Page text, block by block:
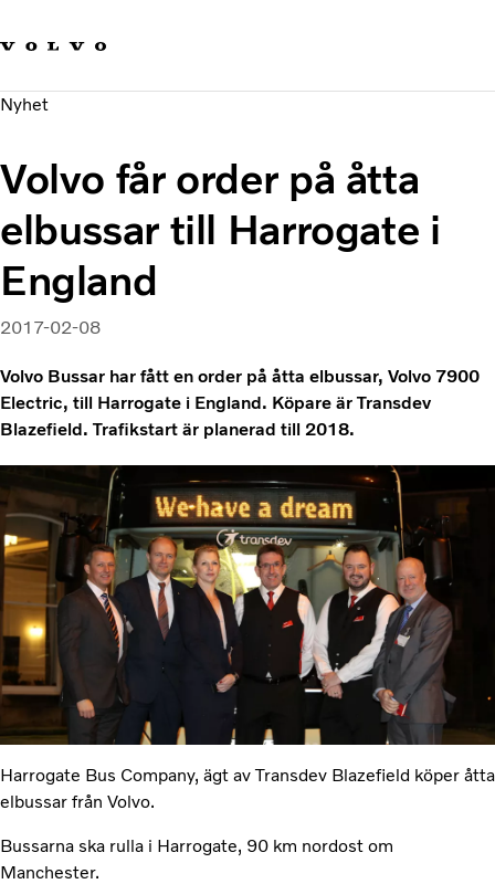
Hållbara transporter
Investerare
Nyhet
Volvo får order på åtta
elbussar till Harrogate i
England
2017-02-08
Volvo Bussar har fått en order på åtta elbussar, Volvo 7900
Electric, till Harrogate i England. Köpare är Transdev
Blazefield. Trafikstart är planerad till 2018.
Harrogate Bus Company, ägt av Transdev Blazefield köper åtta
elbussar från Volvo.
Bussarna ska rulla i Harrogate, 90 km nordost om
Manchester.